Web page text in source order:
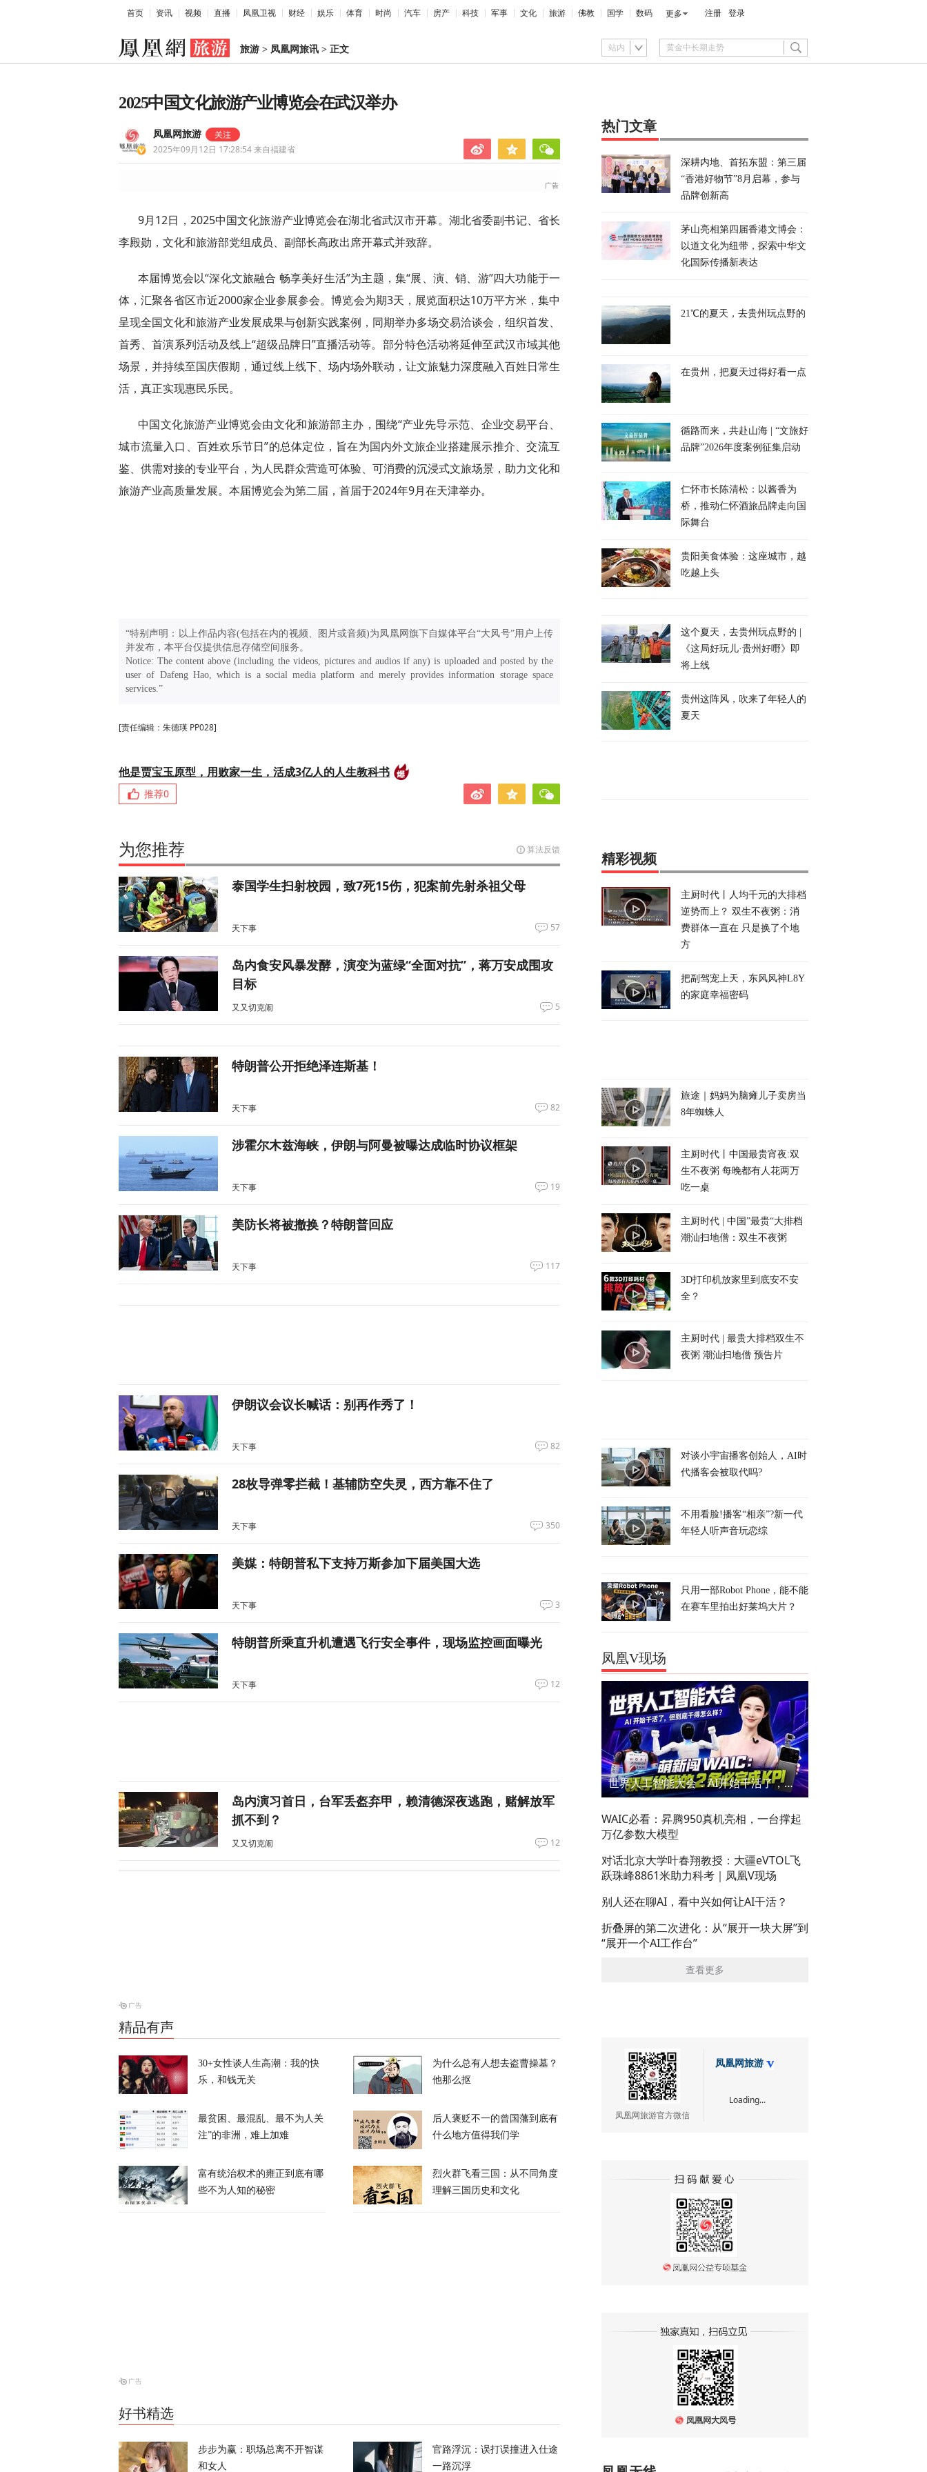
首页 资讯 视频 直播 凤凰卫视 财经 娱乐 体育 时尚 汽车 房产 科技 军事 文化 旅游 佛教 国学 数码 更多 注册 登录
旅游 > 凤凰网旅讯 > 正文 站内
2025中国文化旅游产业博览会在武汉举办
凤凰网旅游
2025年09月12日 17:28:54来自福建省
9月12日，2025中国文化旅游产业博览会在湖北省武汉市开幕。湖北省委副书记、省长
李殿勋，文化和旅游部党组成员、副部长高政出席开幕式并致辞。
本届博览会以“深化文旅融合 畅享美好生活”为主题，集“展、演、销、游”四大功能于一
体，汇聚各省区市近2000家企业参展参会。博览会为期3天，展览面积达10万平方米，集中
呈现全国文化和旅游产业发展成果与创新实践案例，同期举办多场交易洽谈会，组织首发、
首秀、首演系列活动及线上“超级品牌日”直播活动等。部分特色活动将延伸至武汉市域其他
场景，并持续至国庆假期，通过线上线下、场内场外联动，让文旅魅力深度融入百姓日常生
活，真正实现惠民乐民。
中国文化旅游产业博览会由文化和旅游部主办，围绕“产业先导示范、企业交易平台、
城市流量入口、百姓欢乐节日”的总体定位，旨在为国内外文旅企业搭建展示推介、交流互
鉴、供需对接的专业平台，为人民群众营造可体验、可消费的沉浸式文旅场景，助力文化和
旅游产业高质量发展。本届博览会为第二届，首届于2024年9月在天津举办。
“特别声明：以上作品内容(包括在内的视频、图片或音频)为凤凰网旗下自媒体平台“大风号”用户上传
并发布，本平台仅提供信息存储空间服务。
Notice: The content above (including the videos, pictures and audios if any) is uploaded and posted by the
user of Dafeng Hao, which is a social media platform and merely provides information storage space
services.”
[责任编辑：朱德瑛 PP028]
他是贾宝玉原型，用败家一生，活成3亿人的人生教科书
推荐0
为您推荐 算法反馈
泰国学生扫射校园，致7死15伤，犯案前先射杀祖父母
天下事 57
岛内食安风暴发酵，演变为蓝绿“全面对抗”，蒋万安成围攻
目标
又又切克闹 5
特朗普公开拒绝泽连斯基！
天下事 82
涉霍尔木兹海峡，伊朗与阿曼被曝达成临时协议框架
天下事 19
美防长将被撤换？特朗普回应
天下事 117
伊朗议会议长喊话：别再作秀了！
天下事 82
28枚导弹零拦截！基辅防空失灵，西方靠不住了
天下事 350
美媒：特朗普私下支持万斯参加下届美国大选
天下事 3
特朗普所乘直升机遭遇飞行安全事件，现场监控画面曝光
天下事 12
岛内演习首日，台军丢盔弃甲，赖清德深夜逃跑，赌解放军
抓不到？
又又切克闹 12
一个月囤20万吨！美国囤铜量或破百年纪录，背后意图耐人
寻味？
又又切克闹
美媒爆料：特朗普与美防长爆发激烈争执
经济
精品有声
30+女性谈人生高潮：我的快
乐，和钱无关
为什么总有人想去盗曹操墓？
他那么抠
最贫困、最混乱、最不为人关
注”的非洲，难上加难
后人褒贬不一的曾国藩到底有
什么地方值得我们学
富有统治权术的雍正到底有哪
些不为人知的秘密
烈火群飞看三国：从不同角度
理解三国历史和文化
好书精选
步步为赢：职场总离不开智谋
和女人
官路浮沉：误打误撞进入仕途
一路沉浮
热门文章
深耕内地、首拓东盟：第三届
“香港好物节”8月启幕，参与
品牌创新高
茅山亮相第四届香港文博会：
以道文化为纽带，探索中华文
化国际传播新表达
21℃的夏天，去贵州玩点野的
在贵州，把夏天过得好看一点
循路而来，共赴山海 | “文旅好
品牌”2026年度案例征集启动
仁怀市长陈清松：以酱香为
桥，推动仁怀酒旅品牌走向国
际舞台
贵阳美食体验：这座城市，越
吃越上头
这个夏天，去贵州玩点野的 |
《这局好玩儿·贵州好嘢》即
将上线
贵州这阵风，吹来了年轻人的
夏天
精彩视频
主厨时代丨人均千元的大排档
逆势而上？ 双生不夜粥：消
费群体一直在 只是换了个地
方
把副驾宠上天，东风风神L8Y
的家庭幸福密码
旅途｜妈妈为脑瘫儿子卖房当
8年蜘蛛人
主厨时代丨中国最贵宵夜:双
生不夜粥 每晚都有人花两万
吃一桌
主厨时代 | 中国”最贵“大排档
潮汕扫地僧：双生不夜粥
3D打印机放家里到底安不安
全？
主厨时代 | 最贵大排档双生不
夜粥 潮汕扫地僧 预告片
对谈小宇宙播客创始人，AI时
代播客会被取代吗?
不用看脸!播客“相亲”?新一代
年轻人听声音玩恋综
只用一部Robot Phone，能不能
在赛车里拍出好莱坞大片？
凤凰V现场
世界人工智能大会：AI开始干活了，但到底干的怎么样？萌新闯WAIC
WAIC必看：昇腾950真机亮相，一台撑起
万亿参数大模型
对话北京大学叶春翔教授：大疆eVTOL飞
跃珠峰8861米助力科考｜凤凰V现场
别人还在聊AI，看中兴如何让AI干活？
折叠屏的第二次进化：从“展开一块大屏”到
“展开一个AI工作台”
查看更多
凤凰网旅游官方微信
凤凰网旅游
Loading...